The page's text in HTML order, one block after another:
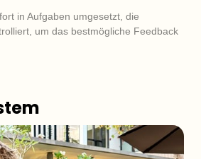
in Aufgaben umgesetzt, die
um das bestmögliche Feedback